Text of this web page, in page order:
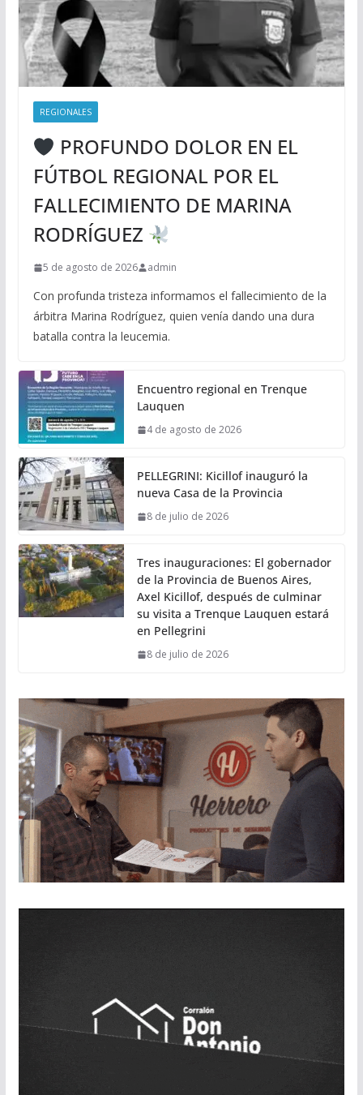
REGIONALES
PROFUNDO DOLOR EN EL
FÚTBOL REGIONAL POR EL
FALLECIMIENTO DE MARINA
RODRÍGUEZ
5 de agosto de 2026 admin
Con profunda tristeza informamos el fallecimiento de la
árbitra Marina Rodríguez, quien venía dando una dura
batalla contra la leucemia.
Encuentro regional en Trenque
Lauquen
4 de agosto de 2026
PELLEGRINI: Kicillof inauguró la
nueva Casa de la Provincia
8 de julio de 2026
Tres inauguraciones: El gobernador
de la Provincia de Buenos Aires,
Axel Kicillof, después de culminar
su visita a Trenque Lauquen estará
en Pellegrini
8 de julio de 2026